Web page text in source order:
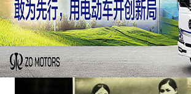
战后一代积极讲述“遗华日侨”的
龚同 日本新闻 社会观察
日本华侨报 2022/11/29 11:40:36